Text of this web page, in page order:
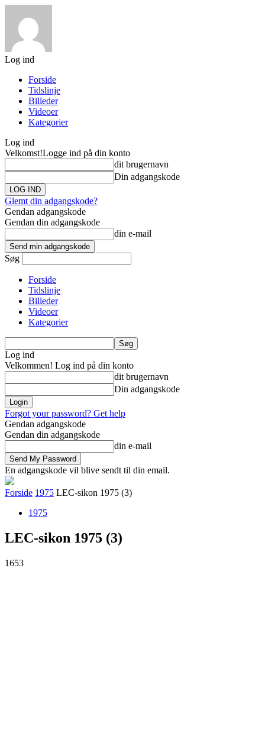
Log ind
Forside
Tidslinje
Billeder
Videoer
Kategorier
Log ind
Velkomst!Logge ind på din konto
dit brugernavn
Din adgangskode
Glemt din adgangskode?
Gendan adgangskode
Gendan din adgangskode
din e-mail
Søg
Forside
Tidslinje
Billeder
Videoer
Kategorier
Log ind
Velkommen! Log ind på din konto
dit brugernavn
Din adgangskode
Forgot your password? Get help
Gendan adgangskode
Gendan din adgangskode
din e-mail
En adgangskode vil blive sendt til din email.
Forside 1975 LEC-sikon 1975 (3)
1975
LEC-sikon 1975 (3)
1653